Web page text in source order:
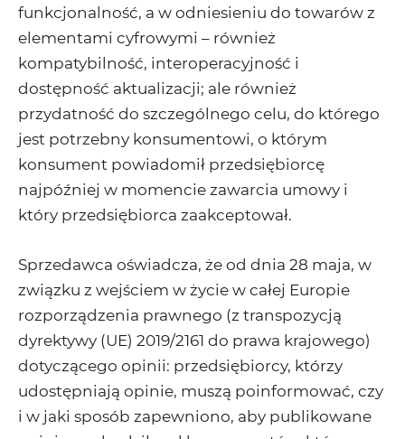
funkcjonalność, a w odniesieniu do towarów z
elementami cyfrowymi – również
kompatybilność, interoperacyjność i
dostępność aktualizacji; ale również
przydatność do szczególnego celu, do którego
jest potrzebny konsumentowi, o którym
konsument powiadomił przedsiębiorcę
najpóźniej w momencie zawarcia umowy i
który przedsiębiorca zaakceptował.
Sprzedawca oświadcza, że od dnia 28 maja, w
związku z wejściem w życie w całej Europie
rozporządzenia prawnego (z transpozycją
dyrektywy (UE) 2019/2161 do prawa krajowego)
dotyczącego opinii: przedsiębiorcy, którzy
udostępniają opinie, muszą poinformować, czy
i w jaki sposób zapewniono, aby publikowane